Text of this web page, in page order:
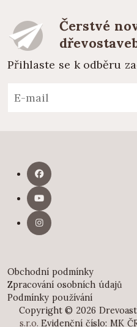
Čerstvé
Přihlaste se k odběru
Obchodní podmínky
Zpracování osobních údajů
Podmínky používání
Copyright © 2026
s.r.o. Evidenční číslo: MK